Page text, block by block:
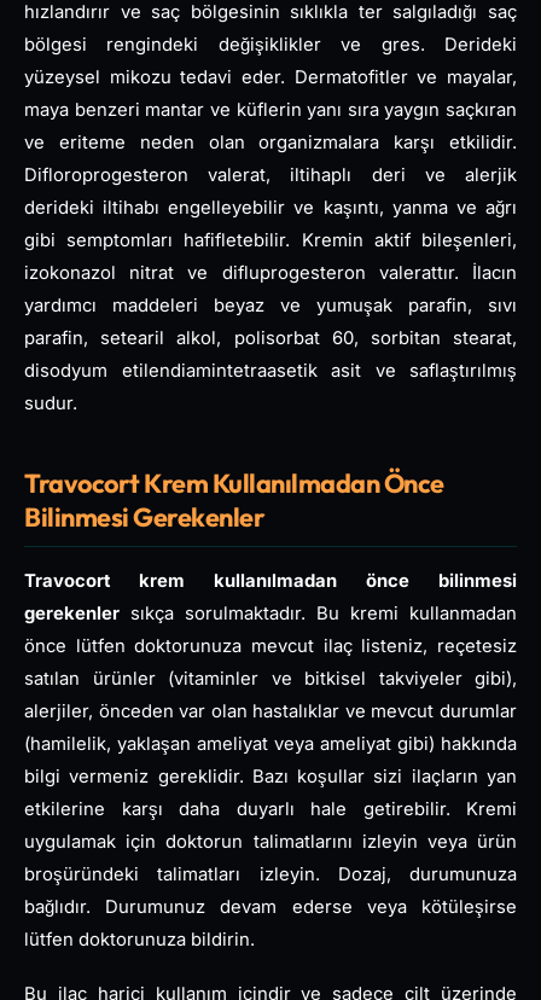
hızlandırır ve saç bölgesinin sıklıkla ter salgıladığı saç
bölgesi rengindeki değişiklikler ve gres. Derideki
yüzeysel mikozu tedavi eder. Dermatofitler ve mayalar,
maya benzeri mantar ve küflerin yanı sıra yaygın saçkıran
ve eriteme neden olan organizmalara karşı etkilidir.
Difloroprogesteron valerat, iltihaplı deri ve alerjik
derideki iltihabı engelleyebilir ve kaşıntı, yanma ve ağrı
gibi semptomları hafifletebilir. Kremin aktif bileşenleri,
izokonazol nitrat ve difluprogesteron valerattır. İlacın
yardımcı maddeleri beyaz ve yumuşak parafin, sıvı
parafin, setearil alkol, polisorbat 60, sorbitan stearat,
disodyum etilendiamintetraasetik asit ve saflaştırılmış
sudur.
Travocort Krem Kullanılmadan Önce
Bilinmesi Gerekenler
Travocort krem kullanılmadan önce bilinmesi
gerekenler sıkça sorulmaktadır. Bu kremi kullanmadan
önce lütfen doktorunuza mevcut ilaç listeniz, reçetesiz
satılan ürünler (vitaminler ve bitkisel takviyeler gibi),
alerjiler, önceden var olan hastalıklar ve mevcut durumlar
(hamilelik, yaklaşan ameliyat veya ameliyat gibi) hakkında
bilgi vermeniz gereklidir. Bazı koşullar sizi ilaçların yan
etkilerine karşı daha duyarlı hale getirebilir. Kremi
uygulamak için doktorun talimatlarını izleyin veya ürün
broşüründeki talimatları izleyin. Dozaj, durumunuza
bağlıdır. Durumunuz devam ederse veya kötüleşirse
lütfen doktorunuza bildirin.
Bu ilaç harici kullanım içindir ve sadece cilt üzerinde